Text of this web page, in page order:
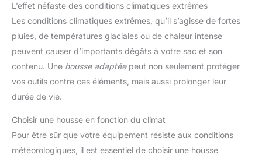
L’effet néfaste des conditions climatiques extrêmes
Les conditions climatiques extrêmes, qu’il s’agisse de fortes
pluies, de températures glaciales ou de chaleur intense
peuvent causer d’importants dégâts à votre sac et son
contenu. Une housse adaptéepeut non seulement protéger
vos outils contre ces éléments, mais aussi prolonger leur
durée de vie.
Choisir une housse en fonction du climat
Pour être sûr que votre équipement résiste aux conditions
météorologiques, il est essentiel de choisir une housse